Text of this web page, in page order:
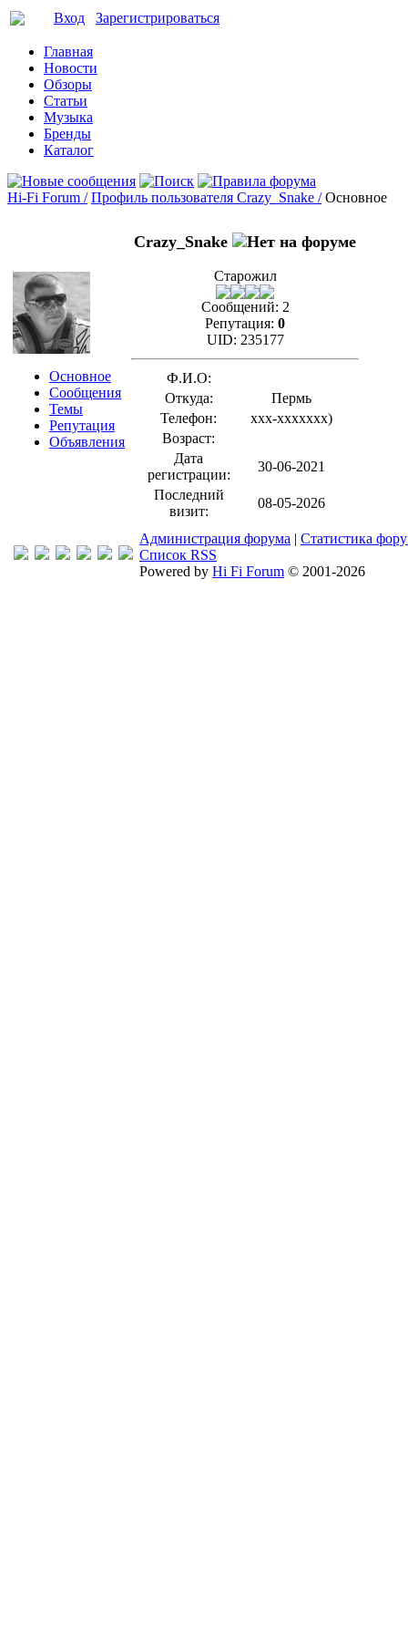
Вход Зарегистрироваться
Главная
Новости
Обзоры
Статьи
Музыка
Бренды
Каталог
Hi-Fi Forum / Профиль пользователя Crazy_Snake / Основное
Основное
Сообщения
Темы
Репутация
Объявления
Crazy_Snake
Старожил
Сообщений: 2
Репутация: 0
UID: 235177
Ф.И.О:
Откуда:
Пермь
Телефон:
xxx-xxxxxxx)
Возраст:
Дата
регистрации:
30-06-2021
Последний
визит:
08-05-2026
Администрация форума | Статистика
Список RSS
Powered by Hi Fi Forum © 2001-2026